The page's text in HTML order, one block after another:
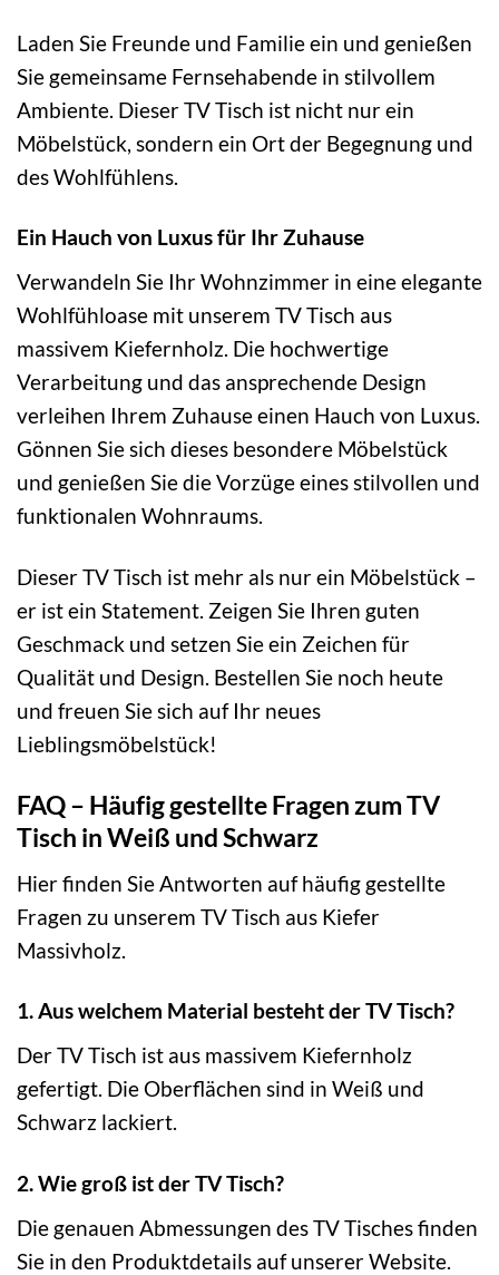
Laden Sie Freunde und Familie ein und genießen
Sie gemeinsame Fernsehabende in stilvollem
Ambiente. Dieser TV Tisch ist nicht nur ein
Möbelstück, sondern ein Ort der Begegnung und
des Wohlfühlens.
Ein Hauch von Luxus für Ihr Zuhause
Verwandeln Sie Ihr Wohnzimmer in eine elegante
Wohlfühloase mit unserem TV Tisch aus
massivem Kiefernholz. Die hochwertige
Verarbeitung und das ansprechende Design
verleihen Ihrem Zuhause einen Hauch von Luxus.
Gönnen Sie sich dieses besondere Möbelstück
und genießen Sie die Vorzüge eines stilvollen und
funktionalen Wohnraums.
Dieser TV Tisch ist mehr als nur ein Möbelstück –
er ist ein Statement. Zeigen Sie Ihren guten
Geschmack und setzen Sie ein Zeichen für
Qualität und Design. Bestellen Sie noch heute
und freuen Sie sich auf Ihr neues
Lieblingsmöbelstück!
FAQ – Häufig gestellte Fragen zum TV
Tisch in Weiß und Schwarz
Hier finden Sie Antworten auf häufig gestellte
Fragen zu unserem TV Tisch aus Kiefer
Massivholz.
1. Aus welchem Material besteht der TV Tisch?
Der TV Tisch ist aus massivem Kiefernholz
gefertigt. Die Oberflächen sind in Weiß und
Schwarz lackiert.
2. Wie groß ist der TV Tisch?
Die genauen Abmessungen des TV Tisches finden
Sie in den Produktdetails auf unserer Website.